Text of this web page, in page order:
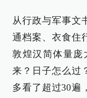
从行政与军事文
通档案、衣食住
敦煌汉简体量庞
来？日子怎么过
多看了超过30遍